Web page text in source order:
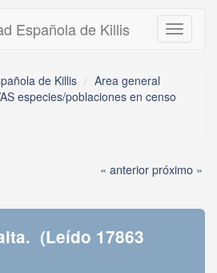
Toggle
Española de Killis
de Killis
Area general
especies/poblaciones en censo
« anteriorpróximo »
(Leído 17863